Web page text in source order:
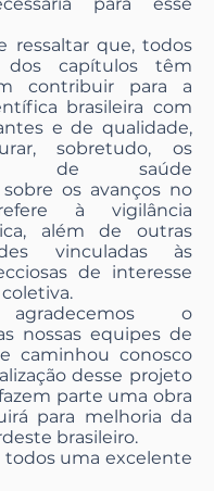
ressaltar que, todos
capítulos têm
contribuir para a
brasileira com
e de qualidade,
sobretudo, os
de saúde
os avanços no
à vigilância
além de outras
vinculadas às
de interesse
agradecemos o
nossas equipes de
caminhou conosco
desse projeto
parte uma obra
para melhoria da
brasileiro.
todos uma excelente